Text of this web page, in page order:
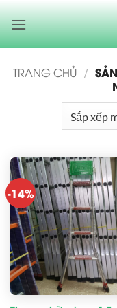
Bỏ
qua
nội
TRANG CHỦ /
-14%